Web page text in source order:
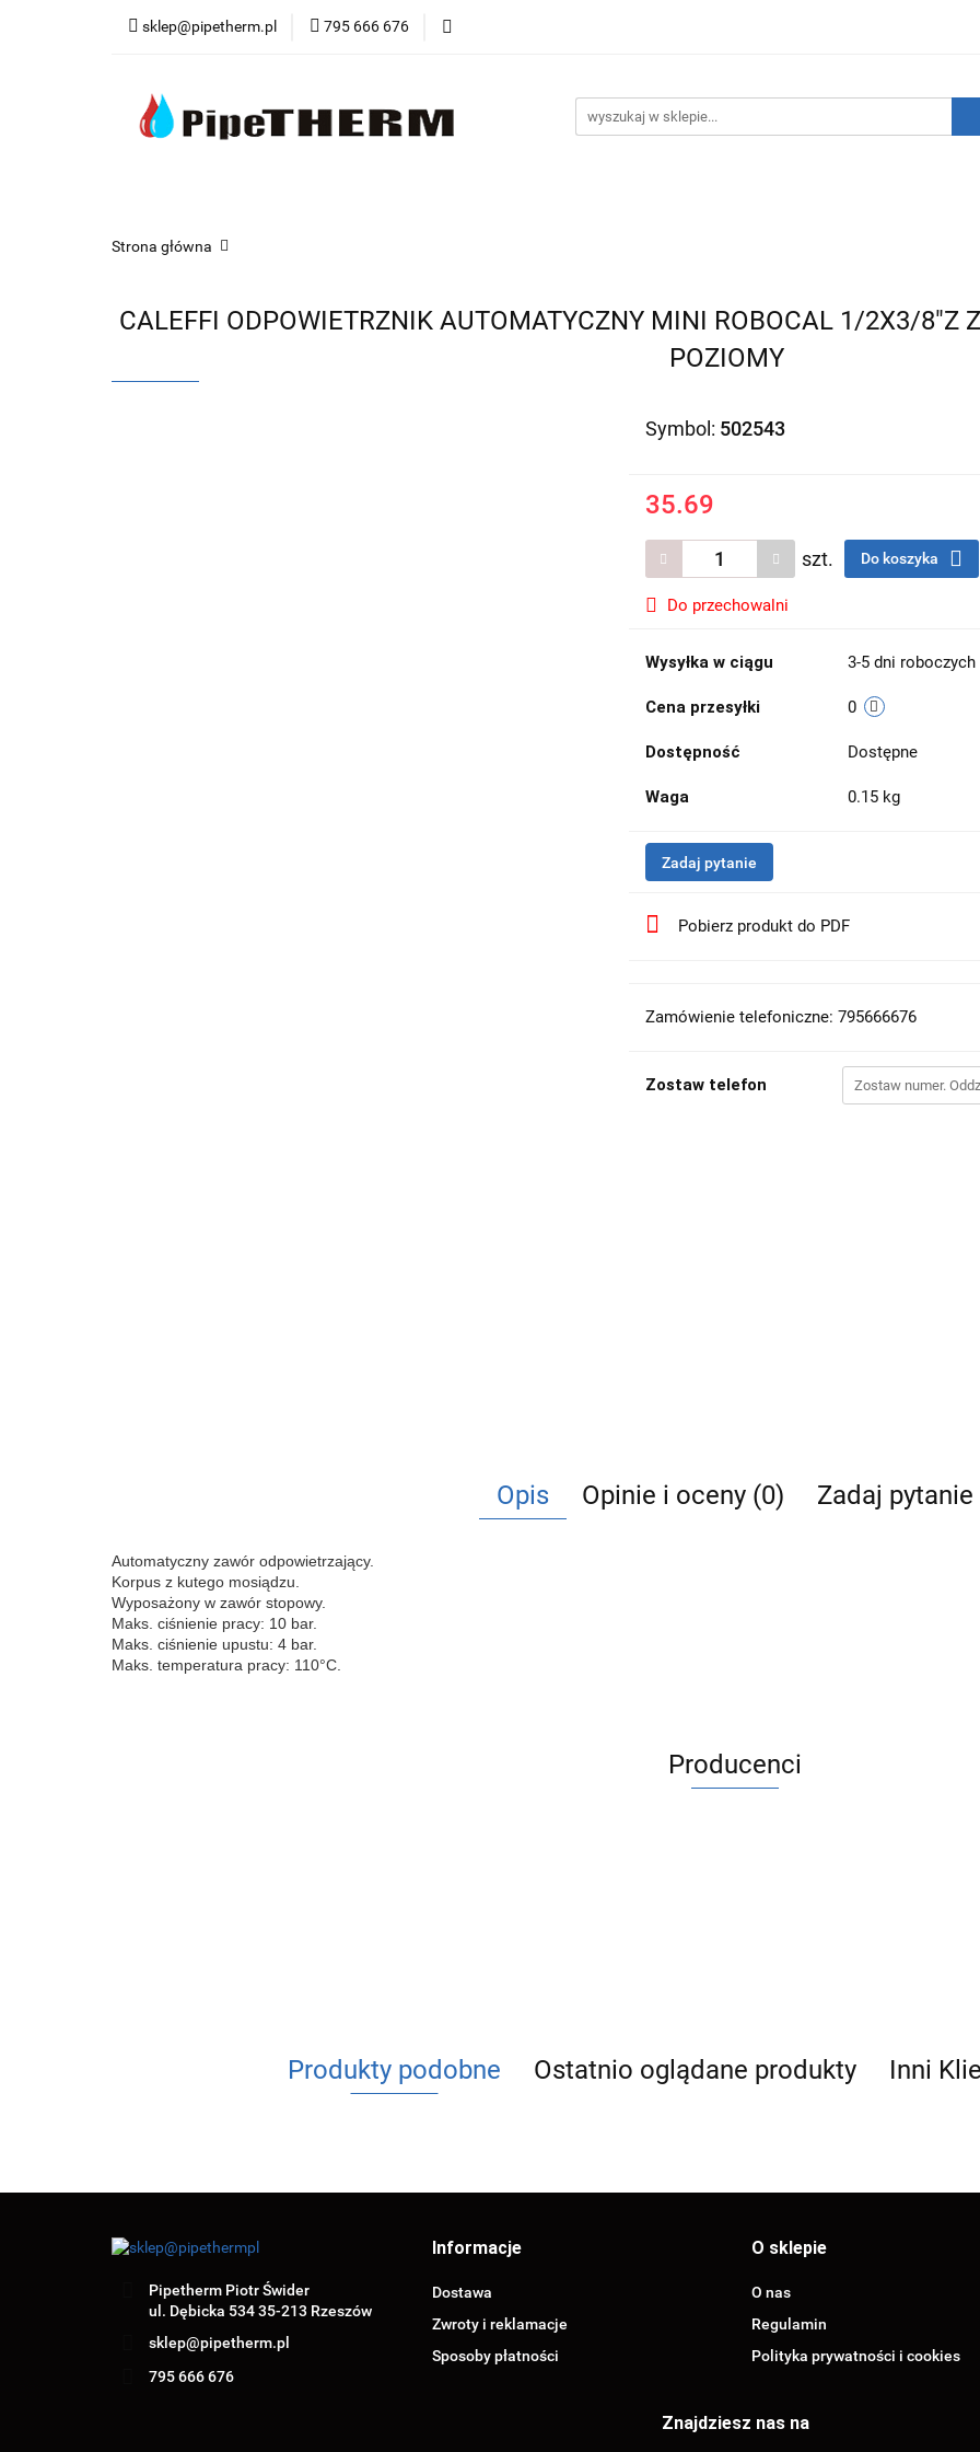
sklep@pipetherm.pl 795 666 676
Kategorie
Narzędzia OSTATNIE SZTUKI! O nas
Strona główna
CALEFFI ODPOWIETRZNIK AUTOMATYCZNY MINI ROBOCAL 1/2X3/8"Z
POZIOMY
Symbol: 502543
35.69
szt. Do koszyka
Do przechowalni
Wysyłka w ciągu 3-5 dni roboczych
Cena przesyłki 0
Dostępność Dostępne
Waga 0.15 kg
Zadaj pytanie
Pobierz produkt do PDF
Zamówienie telefoniczne: 795666676
Zostaw telefon
Opis Opinie i oceny (0) Zadaj pytanie
Automatyczny zawór odpowietrzający.
Korpus z kutego mosiądzu.
Wyposażony w zawór stopowy.
Maks. ciśnienie pracy: 10 bar.
Maks. ciśnienie upustu: 4 bar.
Maks. temperatura pracy: 110°C.
Producenci
Produkty podobne Ostatnio oglądane produkty Inni
Pipetherm Piotr Świder
ul. Dębicka 534 35-213 Rzeszów
sklep@pipetherm.pl
795 666 676
Informacje
Dostawa
Zwroty i reklamacje
Sposoby płatności
O sklepie
O nas
Regulamin
Polityka prywatności i cookies
Znajdziesz nas na